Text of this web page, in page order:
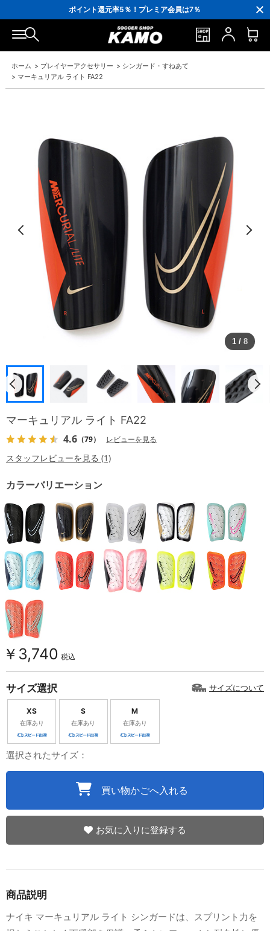
ポイント還元率5％！プレミア会員は7％
会員の方にはお誕生月に「10％OFFクーポン」プレゼント！
16,000円(税込)以上でシューズケースプレゼント！
3,300円(税込)以上で送料無料！
ホーム > プレイヤーアクセサリー > シンガード・すねあて
> マーキュリアル ライト FA22
1 / 8
マーキュリアル ライト FA22
4.6 （79） レビューを見る
スタッフレビューを見る (1)
カラーバリエーション
￥3,740 税込
サイズ選択 サイズについて
XS
在庫あり
S
在庫あり
M
在庫あり
選択されたサイズ：
買い物かごへ入れる
お気に入りに登録する
商品説明
ナイキ マーキュリアル ライト シンガードは、スプリント力を